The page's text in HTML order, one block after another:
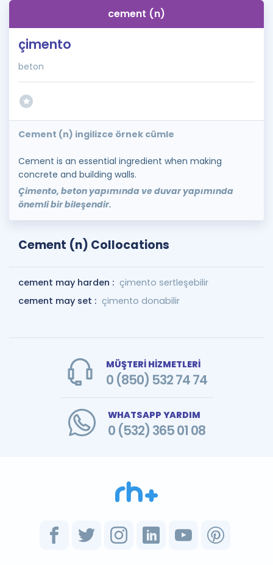
cement (n)
çimento
beton
Cement (n) ingilizce örnek cümle
Cement is an essential ingredient when making
concrete and building walls.
Çimento, beton yapımında ve duvar yapımında
önemli bir bileşendir.
Cement (n) Collocations
cement may harden : çimento sertleşebilir
cement may set : çimento donabilir
MÜŞTERİ HİZMETLERİ
0 (850) 532 74 74
WHATSAPP YARDIM
0 (532) 365 01 08